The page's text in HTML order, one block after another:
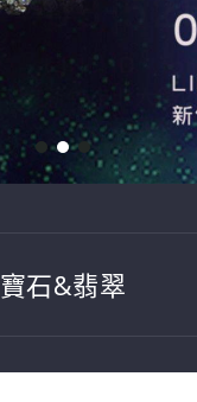
寶石&翡翠